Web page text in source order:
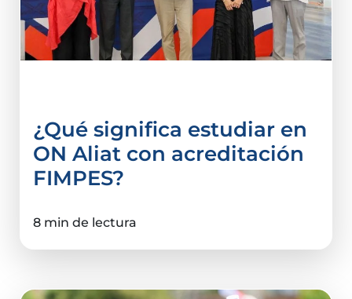
¿Qué significa estudiar en
ON Aliat con acreditación
FIMPES?
8 min de lectura